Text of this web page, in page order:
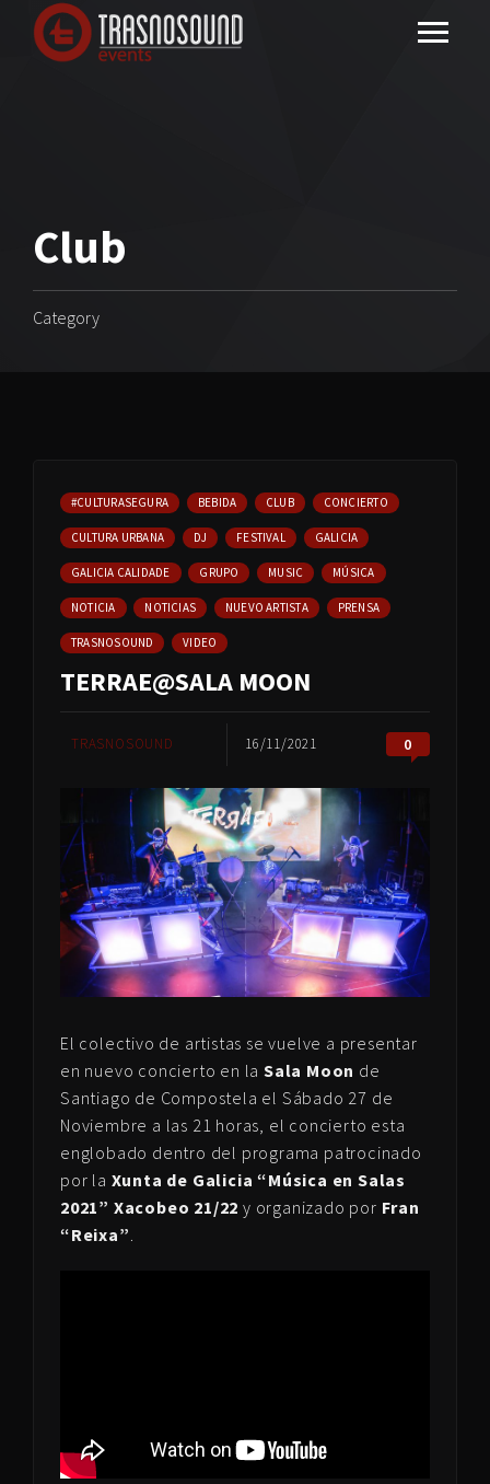
Club
Category
#CULTURASEGURA BEBIDA CLUB CONCIERTO
CULTURA URBANA DJ FESTIVAL GALICIA
GALICIA CALIDADE GRUPO MUSIC MÚSICA
NOTICIA NOTICIAS NUEVO ARTISTA PRENSA
TRASNOSOUND VIDEO
TERRAE@SALA MOON
TRASNOSOUND 16/11/2021 0
El colectivo de artistas se vuelve a presentar
en nuevo concierto en laSala Moon de
Santiago de Compostela el Sábado 27 de
Noviembre a las 21 horas, el concierto esta
englobado dentro del programa patrocinado
por la Xunta de Galicia “Música en Salas
2021” Xacobeo 21/22 y organizado por Fran
“Reixa”